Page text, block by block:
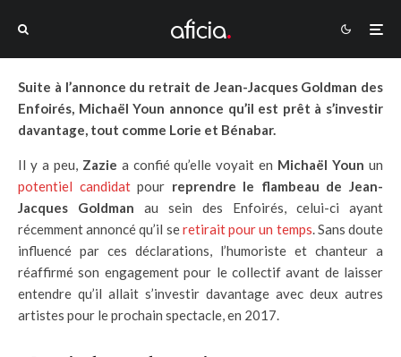
Suite à l’annonce du retrait de Jean-Jacques Goldman des
Enfoirés, Michaël Youn annonce qu’il est prêt à s’investir
davantage, tout comme Lorie et Bénabar.
Il y a peu, Zazie a confié qu’elle voyait en Michaël Youn un
potentiel candidatpour reprendre le flambeau de Jean-
Jacques Goldman au sein des Enfoirés, celui-ci ayant
récemment annoncé qu’il seretirait pour un temps. Sans doute
influencé par ces déclarations, l’humoriste et chanteur a
réaffirmé son engagement pour le collectif avant de laisser
entendre qu’il allait s’investir davantage avec deux autres
artistes pour le prochain spectacle, en 2017.